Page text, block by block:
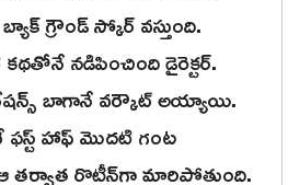
గ్రౌండ్ స్కోర్ వస్తుంది.
నడిపించింది డైరెక్టర్.
బాగానే వర్కౌట్ అయ్యాయి.
హాఫ్ మొదటి గంట
ఆ తర్వాత రొటీన్‌గా మారిపోతుంది.